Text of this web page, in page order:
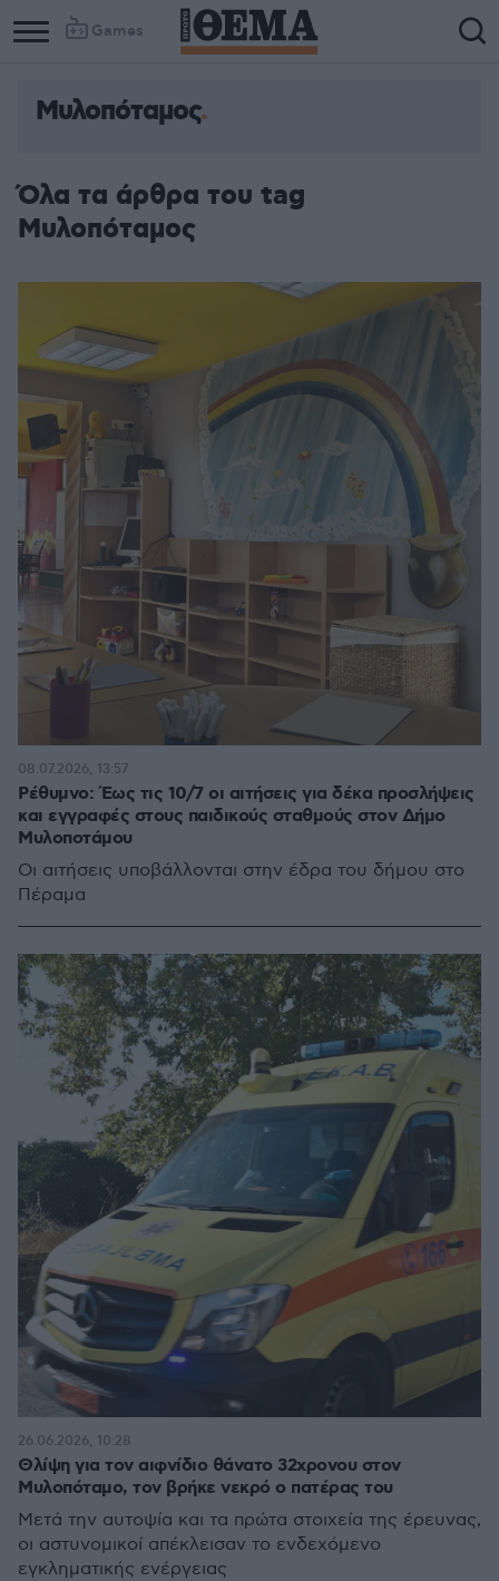
Games
Μυλοπόταμος
Όλα τα άρθρα του tag
Μυλοπόταμος
Ρέθυμνο: Έως τις 10/7 οι αιτήσεις για δέκα προσλήψεις
και εγγραφές στους παιδικούς σταθμούς στον Δήμο
Μυλοποτάμου
Οι αιτήσεις υποβάλλονται στην έδρα του δήμου στο
Πέραμα
08.07.2026, 13:57
Θλίψη για τον αιφνίδιο θάνατο 32χρονου στον
Μυλοπόταμο, τον βρήκε νεκρό ο πατέρας του
Μετά την αυτοψία και τα πρώτα στοιχεία της έρευνας,
οι αστυνομικοί απέκλεισαν το ενδεχόμενο
εγκληματικής ενέργειας
26.06.2026, 10:28